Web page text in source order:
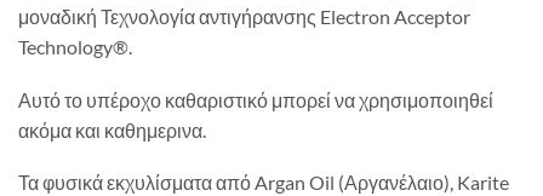
μοναδική Τεχνολογία αντιγήρανσης Electron Acceptor
Technology®.
Αυτό το υπέροχο καθαριστικό μπορεί να χρησιμοποιηθεί
ακόμα και καθημερινα.
Τα φυσικά εκχυλίσματα από Argan Oil (Αργανέλαιο), Karite